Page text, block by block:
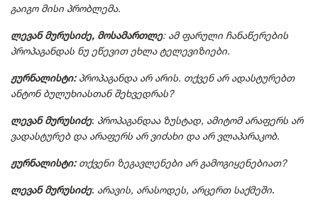
გაიგო მისი პრობლემა.
ლევან მურუსიძე, მოსამართლე: ამ ფარული ჩანაწერების
პროპაგანდას ნუ ეწევით ეხლა ტელევიზიები.
ჟურნალისტი: პროპაგანდა არ არის. თქვენ არ ადასტურებთ
ანტონ ბულუხიასთან შეხვედრას?
ლევან მურუსიძე: პროპაგანდაა ზუსტად, ამიტომ არაფერს არ
ვადასტურებ და არაფერს არ ვიძახი და არ ვლაპარაკობ.
ჟურნალისტი: თქვენი ზეგავლენები არ გამოგიყენებიათ?
ლევან მურუსიძე: არავის, არასოდეს, არცერთ საქმეში.